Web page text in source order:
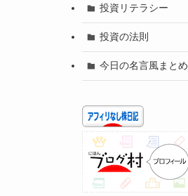
投資リテラシー
投資の法則
今日の名言風まとめ